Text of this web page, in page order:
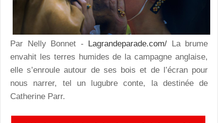
Par Nelly Bonnet - Lagrandeparade.com/ La brume
envahit les terres humides de la campagne anglaise,
elle s’enroule autour de ses bois et de l’écran pour
nous narrer, tel un lugubre conte, la destinée de
Catherine Parr.